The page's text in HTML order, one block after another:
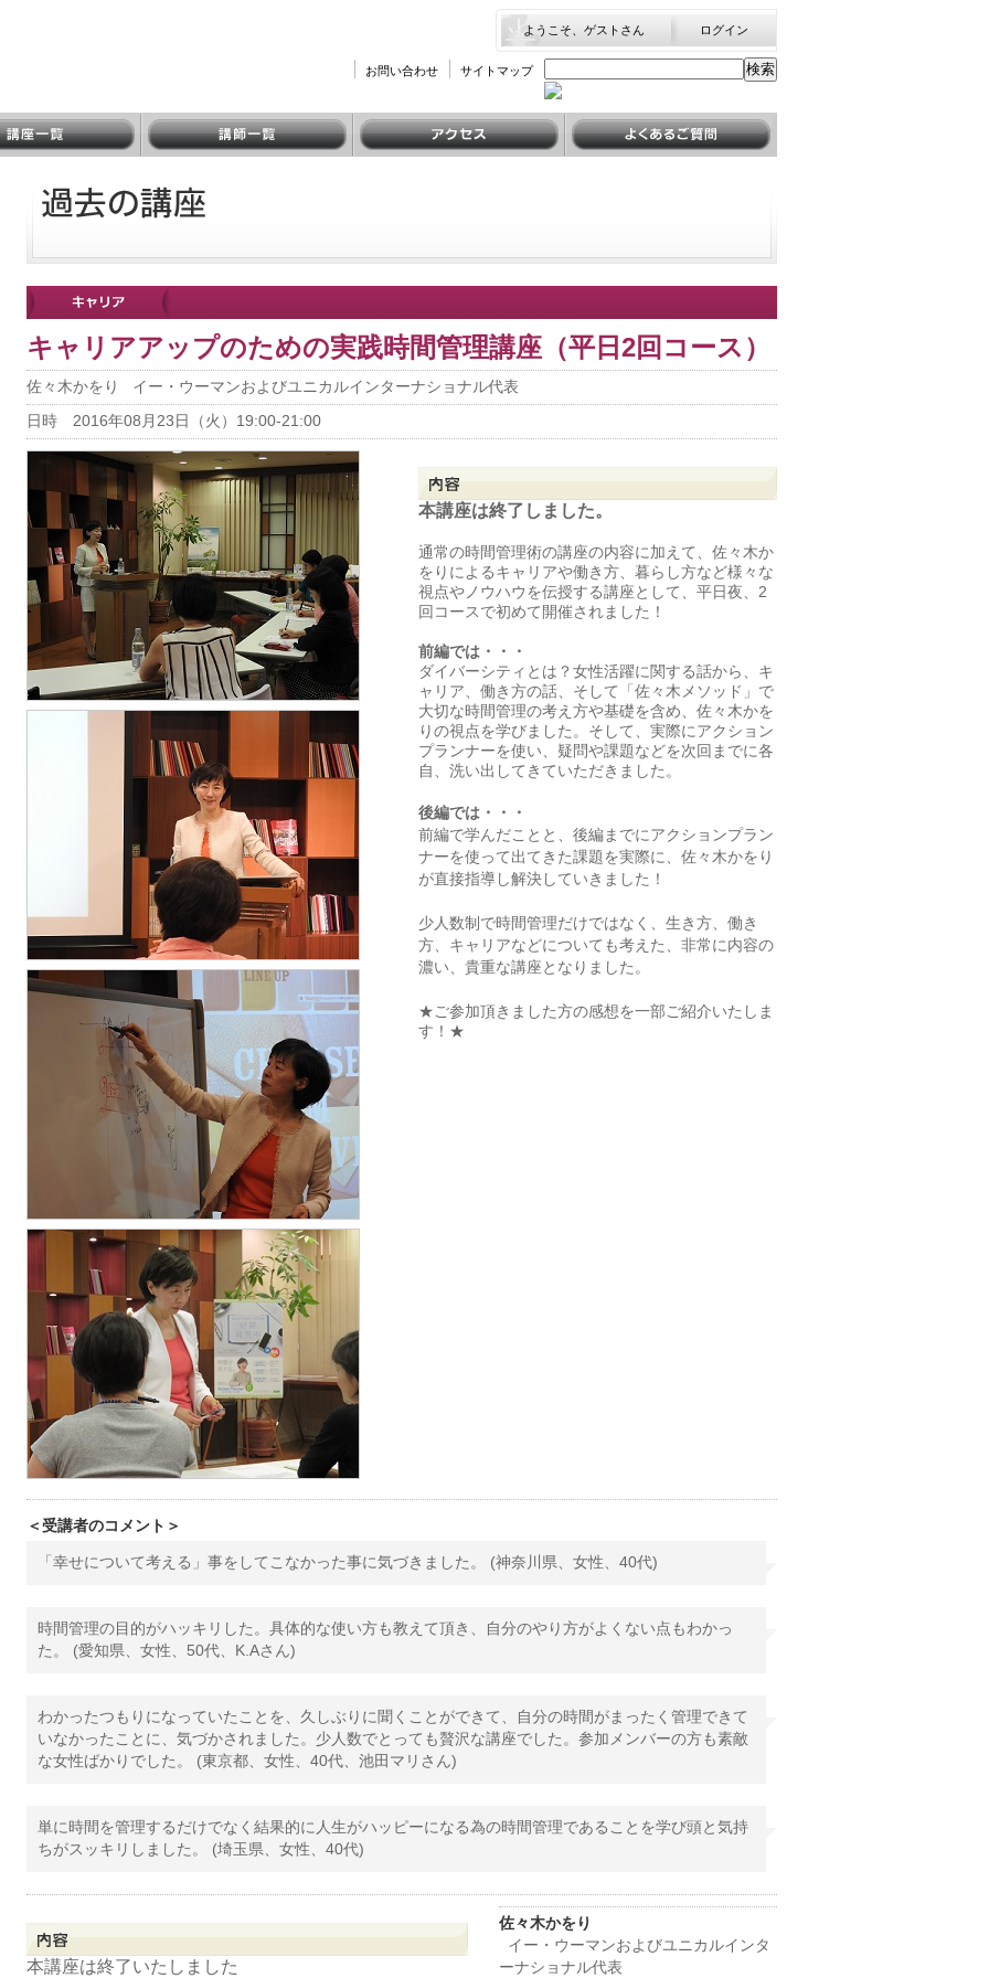
ようこそ、ゲストさん ログイン
お問い合わせ サイトマップ
講師一覧 アクセス よくあるご質問
キャリアアップのための実践時間管理講座（平日2回コース）
佐々木かをり イー・ウーマンおよびユニカルインターナショナル代表
日時 2016年08月23日（火）19:00-21:00
本講座は終了しました。
通常の時間管理術の講座の内容に加えて、佐々木か
をりによるキャリアや働き方、暮らし方など様々な
視点やノウハウを伝授する講座として、平日夜、2
回コースで初めて開催されました！
前編では・・・
ダイバーシティとは？女性活躍に関する話から、キ
ャリア、働き方の話、そして「佐々木メソッド」で
大切な時間管理の考え方や基礎を含め、佐々木かを
りの視点を学びました。そして、実際にアクション
プランナーを使い、疑問や課題などを次回までに各
自、洗い出してきていただきました。
後編では・・・
前編で学んだことと、後編までにアクションプラン
ナーを使って出てきた課題を実際に、佐々木かをり
が直接指導し解決していきました！
少人数制で時間管理だけではなく、生き方、働き
方、キャリアなどについても考えた、非常に内容の
濃い、貴重な講座となりました。
★ご参加頂きました方の感想を一部ご紹介いたしま
す！★
＜受講者のコメント＞
「幸せについて考える」事をしてこなかった事に気づきました。 (神奈川県、女性、40代)
時間管理の目的がハッキリした。具体的な使い方も教えて頂き、自分のやり方がよくない点もわかっ
た。 (愛知県、女性、50代、K.Aさん)
わかったつもりになっていたことを、久しぶりに聞くことができて、自分の時間がまったく管理できて
いなかったことに、気づかされました。少人数でとっても贅沢な講座でした。参加メンバーの方も素敵
な女性ばかりでした。 (東京都、女性、40代、池田マリさん)
単に時間を管理するだけでなく結果的に人生がハッピーになる為の時間管理であることを学び頭と気持
ちがスッキリしました。 (埼玉県、女性、40代)
本講座は終了いたしました
佐々木かをり
イー・ウーマンおよびユニカルインタ
ーナショナル代表